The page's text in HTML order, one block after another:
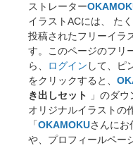
ストレーター
イラストACには、 た
投稿されたフリーイラ
す。このページのフリ
ら、
ログイン して、ピ
をクリックすると、
き出しセット
」のダウ
オリジナルイラストの
「OKAMOKUさんにお
や、プロフィールペー